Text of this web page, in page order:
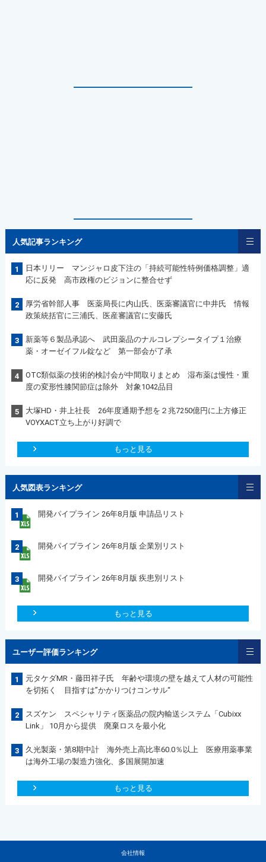
人気記事ランキング
1
日本リリー マンジャロ皮下注の「持続可能性特例価格調整」適
応に反発 高市政権のビジョンに整合せず
2
厚労省幹部人事 医薬局長に内山氏、医薬審議官に中井氏 情報
政策統括官に三浦氏、医産審議官に安藤氏
3
新薬等６製品承認へ 武田薬品のナルコレプシータイプ１治療
薬・オーゼイフル錠など 第一部会が了承
4
OTC類似薬の技術的検討会が中間取りまとめ 湿布薬は慢性・重
度の変形性膝関節症は除外 対象1042品目
5
大塚HD・井上社長 26年度通期予想を２兆7250億円に上方修正
VOYXACT立ち上がり好調で
もっと見る
人気図表ランキング
1 開発パイプライン 26年8月版 申請品リスト
2 開発パイプライン 26年8月版 企業別リスト
3 開発パイプライン 26年8月版 疾患別リスト
もっと見る
ユーザー評価ランキング
1
元タケダMR・藤田祥子氏 年齢や環境の壁を越えて人材の可能性
を切拓く 目指すは”かかりつけコンサル“
2
スズケン スペシャリティ医薬品の院内輸送システム「Cubixx
Link」 10月から提供 廃棄ロスを最小化
3
久光製薬・第8期中計 海外売上高比率60.0％以上 医療用薬事業
は海外工場の製造力強化、多国展開加速
もっと見る
会社情報